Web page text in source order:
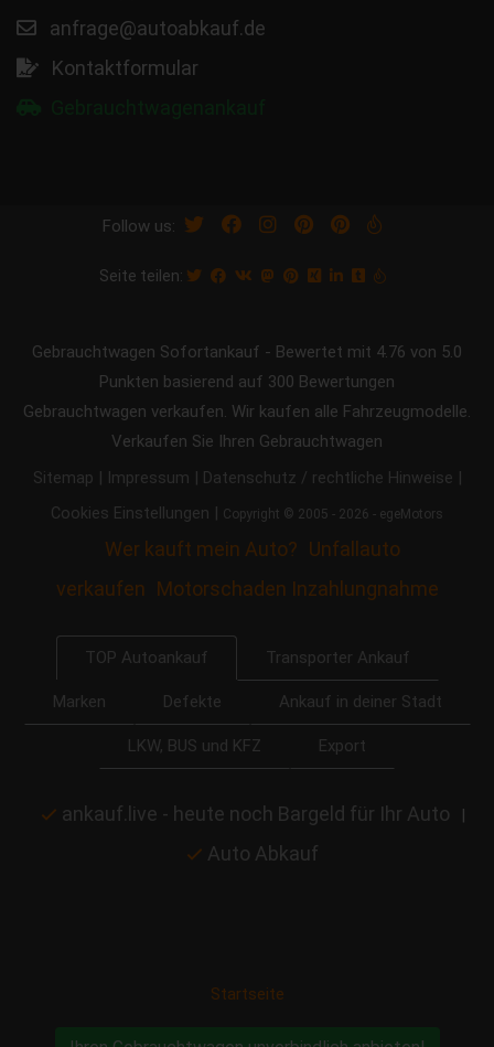
anfrage@autoabkauf.de
Kontaktformular
Follow us:
Seite teilen:
Gebrauchtwagen Sofortankauf - Bewertet mit 4.76 von 5.0
Punkten basierend auf 300 Bewertungen
Gebrauchtwagen verkaufen. Wir kaufen alle Fahrzeugmodelle.
Verkaufen Sie Ihren Gebrauchtwagen
Sitemap | Impressum | Datenschutz / rechtliche Hinweise |
Cookies Einstellungen | Copyright © 2005 - 2026 - egeMotors
Wer kauft mein Auto? Unfallauto
verkaufen
Motorschaden Inzahlungnahme
TOP Autoankauf Transporter Ankauf
Marken Defekte Ankauf in deiner Stadt
LKW, BUS und KFZ Export
ankauf.live - heute noch Bargeld für Ihr Auto |
Auto Abkauf
Startseite